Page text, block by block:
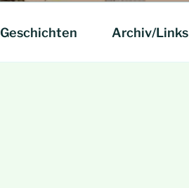
Geschichten Archiv/Links